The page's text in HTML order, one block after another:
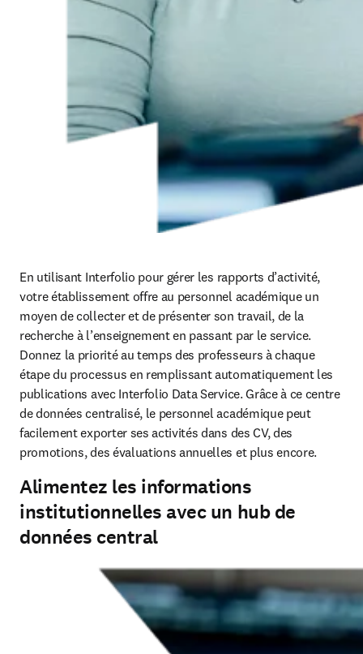
En utilisant Interfolio pour gérer les rapports d’activité,
votre établissement offre au personnel académique un
moyen de collecter et de présenter son travail, de la
recherche à l’enseignement en passant par le service.
Donnez la priorité au temps des professeurs à chaque
étape du processus en remplissant automatiquement les
publications avec Interfolio Data Service. Grâce à ce centre
de données centralisé, le personnel académique peut
facilement exporter ses activités dans des CV, des
promotions, des évaluations annuelles et plus encore.
Alimentez les informations
institutionnelles avec un hub de
données central